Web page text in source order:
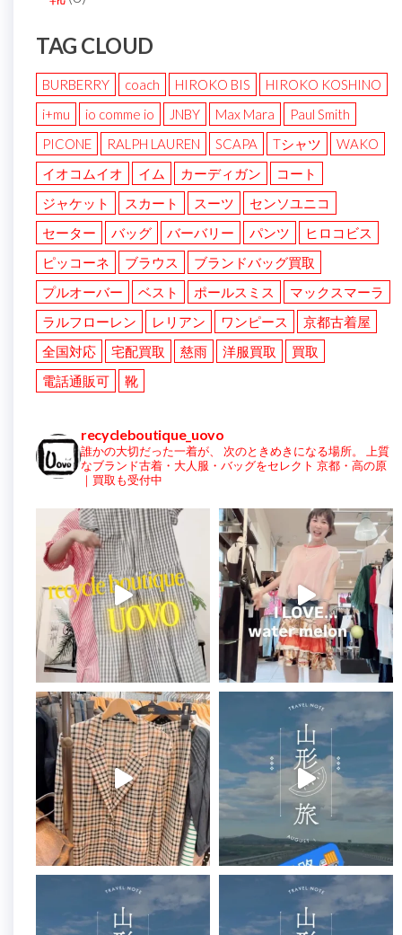
TAG CLOUD
BURBERRY coach HIROKO BIS
HIROKO KOSHINO
i+mu
io comme io JNBY Max Mara
Paul Smith
PICONE
RALPH LAUREN SCAPA Tシャツ
WAKO
イオコムイオ
イム カーディガン
コート
ジャケット
スカート スーツ
センソユニコ
セーター
バッグ バーバリー パンツ
ヒロコビス
ピッコーネ
ブラウス
ブランドバッグ買取
プルオーバー
ベスト ポールスミス
マックスマーラ
ラルフローレン
レリアン ワンピース
京都古着屋
全国対応
宅配買取 慈雨 洋服買取
買取
電話通販可
靴
recycleboutique_uovo
誰かの大切だった一着が、 次のときめきになる場所。
上質
なブランド古着・大人服・バッグをセレクト 京都・高の原
｜買取も受付中